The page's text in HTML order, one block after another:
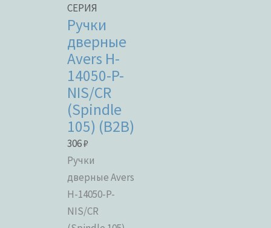
СЕРИЯ
Ручки
дверные
Avers H-
14050-P-
NIS/CR
(Spindle
105) (B2B)
306₽
Ручки
дверные Avers
H-14050-P-
NIS/CR